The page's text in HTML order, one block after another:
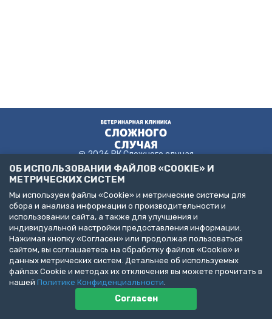
@ 2026 ВК Сложного случая
ДЕЛАЙТЕ БИЗНЕС С НАМИ!
Представлена информация об услугах следующих клиник:
Санкт-Петербург, пр. Народного Ополчения, д. 19, к. 1. (ООО
"НЕОТЛОЖНАЯ ВЕТЕРИНАРИЯ")
Санкт-Петербург, ул. Бухарестская, д. 122, к. 2 (ООО "КВМК")
Пушкин, Павловское шоссе, д. 101. (ООО "ВЦЦ")
Пользовательское соглашение
Политика конфиденциальности
Публичная оферта
ОБ ИСПОЛЬЗОВАНИИ ФАЙЛОВ «COOKIE» И
МЕТРИЧЕСКИХ СИСТЕМ
Мы используем файлы «Cookie» и метрические системы для
сбора и анализа информации о производительности и
использовании сайта, а также для улучшения и
индивидуальной настройки предоставления информации.
Нажимая кнопку «Согласен» или продолжая пользоваться
сайтом, вы соглашаетесь на обработку файлов «Cookie» и
данных метрических систем. Детальнее об используемых
файлах Cookie и методах их отключения вы можете прочитать в
нашей Политике Конфиденциальности.
Согласен